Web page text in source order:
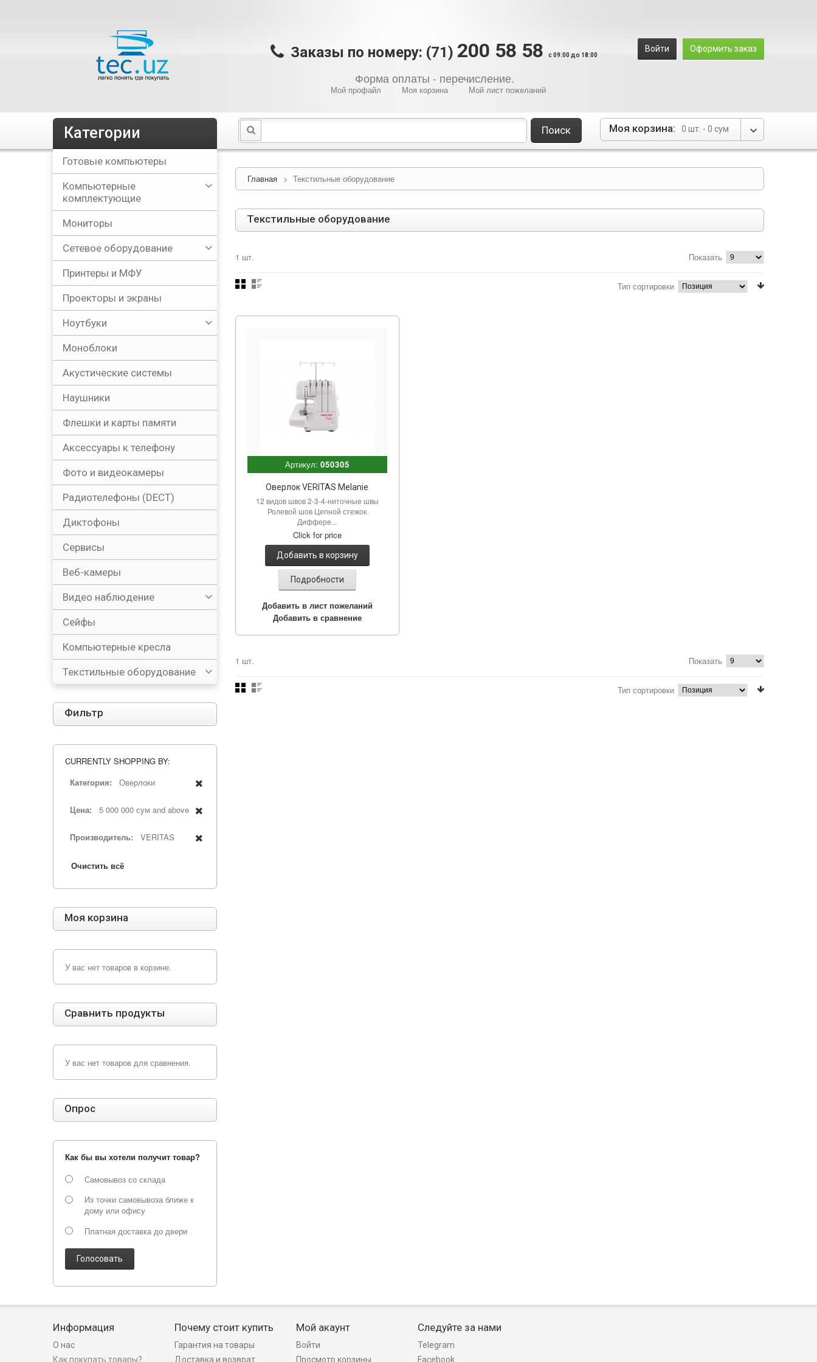
Войти Оформить заказ
Заказы по номеру: (71) 200 58 58 c 09:00 до 18:00
Форма оплаты - перечисление.
Мой профайл Моя корзина Мой лист пожеланий
Моя корзина: 0 шт. - 0 сум
Поиск
Главная > Текстильные оборудование
Текстильные оборудование
1 шт. Показать
Тип сортировки
Артикул: 050305
Оверлок VERITAS Melanie
12 видов швов 2-3-4-ниточные швы
Ролевой шов Цепной стежок
Диффере...
Click for price
Добавить в корзину
Подробности
Добавить в лист пожеланий
Добавить в сравнение
1 шт. Показать
Тип сортировки
Категории
Готовые компьютеры
Компьютерные
комплектующие
Мониторы
Сетевое оборудование
Принтеры и МФУ
Проекторы и экраны
Ноутбуки
Моноблоки
Акустические системы
Наушники
Флешки и карты памяти
Аксессуары к телефону
Фото и видеокамеры
Радиотелефоны (DECT)
Диктофоны
Сервисы
Веб-камеры
Видео наблюдение
Сейфы
Компьютерные кресла
Текстильные оборудование
Фильтр
CURRENTLY SHOPPING BY:
Категория:
Оверлоки
Цена: 5 000 000 сум and above
Производитель: VERITAS
Очистить всё
Моя корзина
У вас нет товаров в корзине.
Сравнить продукты
У вас нет товаров для сравнения.
Опрос
Как бы вы хотели получит товар?
Самовывоз со склада
Из точки самовывоза ближе к
дому или офису
Платная доставка до двери
Голосовать
Информация
О нас
Как покупать товары?
Почему стоит купить
Гарантия на товары
Доставка и возврат
Мой акаунт
Войти
Просмотр корзины
Следуйте за нами
Telegram
Facebook